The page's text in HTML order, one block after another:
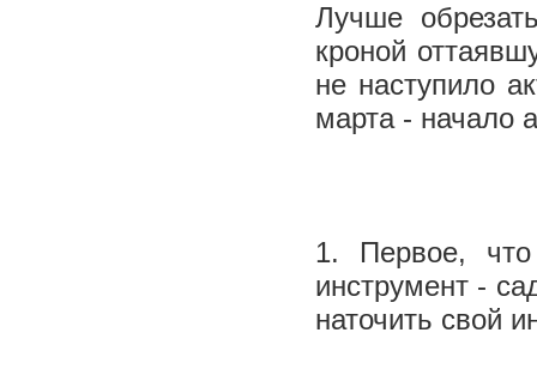
Лучше
кроной
не наступило
марта - начало
1. Первое, что
инструмент -
наточить свой